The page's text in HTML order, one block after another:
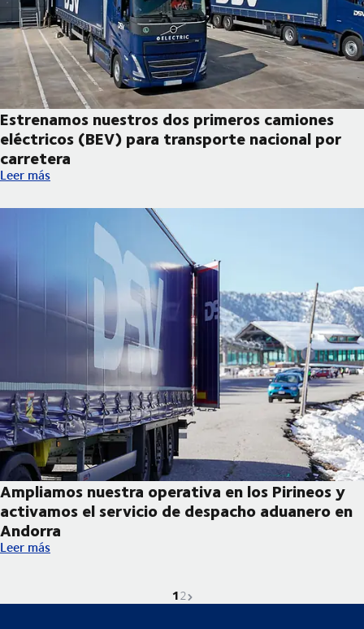
Estrenamos nuestros dos primeros camiones
eléctricos (BEV) para transporte nacional por
carretera
Estrenamos nuestros dos primeros camiones eléctricos (BEV)
Leer más
Ampliamos nuestra operativa en los Pirineos y
activamos el servicio de despacho aduanero en
Andorra
Ampliamos nuestra operativa en los Pirineos y activamos el
Leer más
La página actual es
1Ir a la página
2Página siguiente